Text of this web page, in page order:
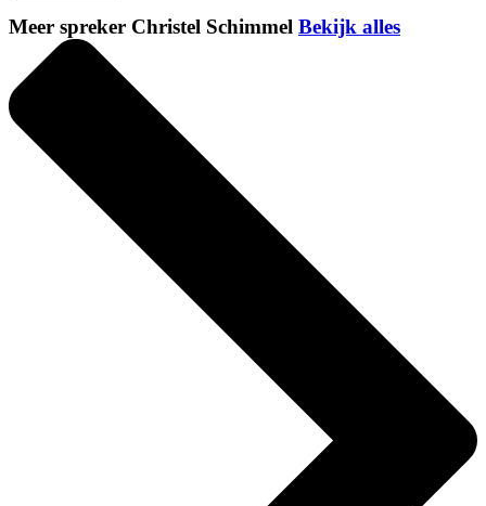
Meer spreker Christel Schimmel Bekijk alles